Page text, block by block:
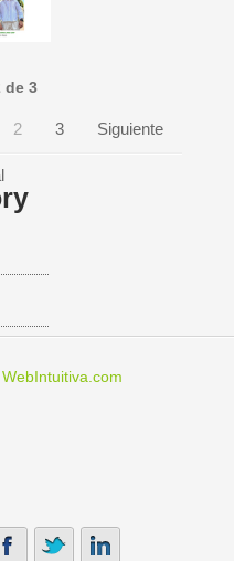
de 3
2 3 Siguiente
WebIntuitiva.com